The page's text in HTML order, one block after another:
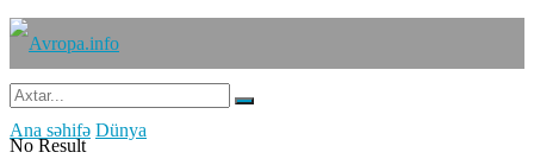
No Result
Ana səhifə Dünya